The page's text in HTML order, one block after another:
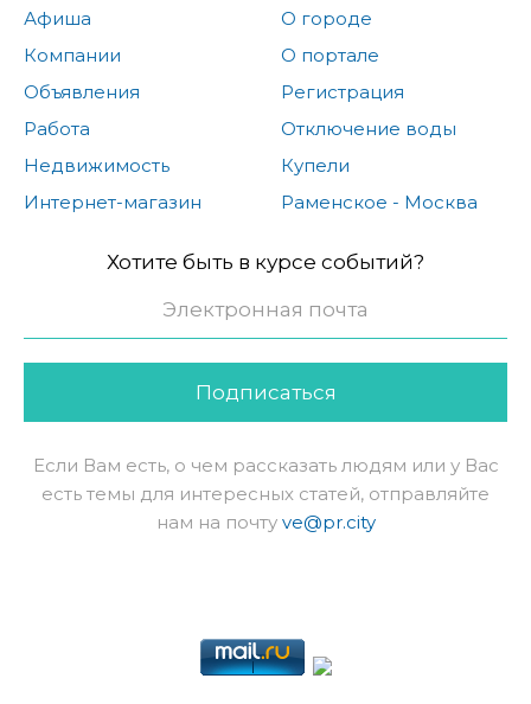
Афиша
Компании
Объявления
Работа
Недвижимость
Интернет-магазин
О городе
О портале
Регистрация
Отключение воды
Купели
Раменское - Москва
Хотите быть в курсе событий?
Подписаться
Если Вам есть, о чем рассказать людям или у Вас
есть темы для интересных статей, отправляйте
нам на почту ve@pr.city